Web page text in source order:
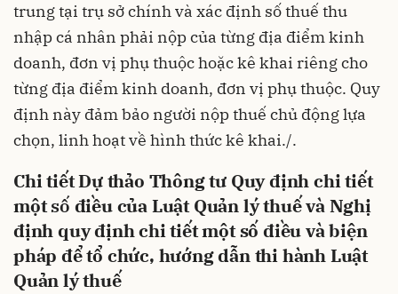
trung tại trụ sở chính và xác định số thuế thu
nhập cá nhân phải nộp của từng địa điểm kinh
doanh, đơn vị phụ thuộc hoặc kê khai riêng cho
từng địa điểm kinh doanh, đơn vị phụ thuộc. Quy
định này đảm bảo người nộp thuế chủ động lựa
chọn, linh hoạt về hình thức kê khai./.
Chi tiết Dự thảo Thông tư Quy định chi tiết
mộtsố điều của Luật Quản lý thuế và Nghị
định quy định chi tiết một số điều và biện
pháp để tổ chức, hướng dẫn thi hành Luật
Quản lý thuế